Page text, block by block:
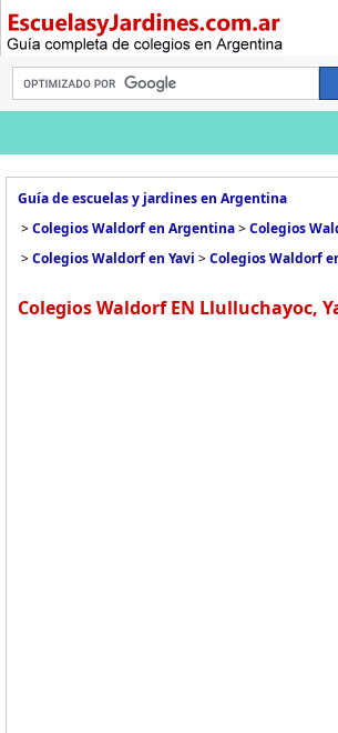
Guía de escuelas y jardines en Argentina
>Colegios Waldorf en Argentina>Colegios
>Colegios Waldorf en Yavi >Colegios Waldorf
Colegios Waldorf EN Llulluchayoc,